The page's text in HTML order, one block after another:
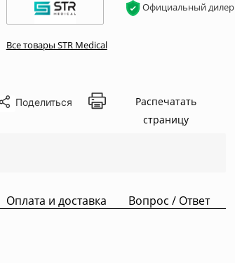
Официальный дилер
Все товары STR Medical
Поделиться
Распечатать
страницу
Оплата и доставка Вопрос / Ответ